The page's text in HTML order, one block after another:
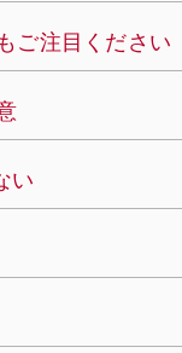
ご注目ください
い